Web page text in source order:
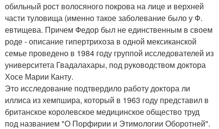
обильный рост волосяного покрова на лице и верхней
части туловища (именно такое заболевание было у Ф.
евтищева. Причем Федор был не единственным в своем
роде - описание гипертрихоза в одной мексиканской
семье проведено в 1984 году группой исследователей из
университета Гвадалахары, под руководством доктора
Хосе Марии Канту.
Это исследование подтвердило работу доктора ли
иллиса из хемпшира, который в 1963 году представил в
британское королевское медицинское общество труд
под названием "О Порфирии и Этимологии Оборотней".